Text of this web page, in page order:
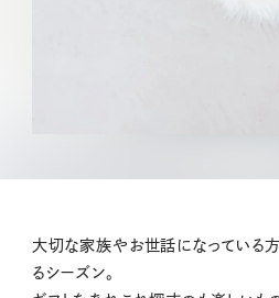
大切な家族やお世話になっている
るシーズン。